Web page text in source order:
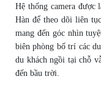
Hệ thống camera được
Hàn để theo dõi liên
mang đến góc nhìn
biên phòng bố trí các
du khách ngồi tại chỗ
đến bầu trời.